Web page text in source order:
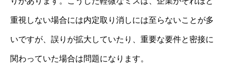
重視しない場合には内定取り消しには至らないことが多
いですが、誤りが拡大していたり、重要な要件と密接に
関わっていた場合は問題になります。